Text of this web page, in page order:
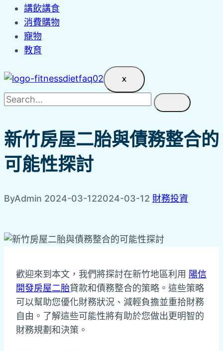
講飲講食
消費購物
寵物
教育
X
新竹房屋二胎與債務整合的
可能性探討
ByAdmin 2024-03-122024-03-12 財務投資
歡迎來到本文，我們將探討在新竹地區利用 陽信
開發房屋二胎貸款和債務整合的策略。這些策略
可以幫助您優化財務狀況、減輕負擔並重拾財務
自由。了解這些可能性將有助於您做出更明智的
財務規劃和決策。